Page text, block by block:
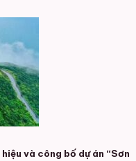
và công bố dự án “Sơn